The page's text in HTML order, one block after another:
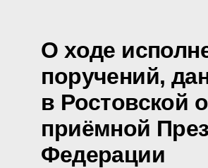
О ходе
поручений,
в Ростовской
приёмной
Федерации